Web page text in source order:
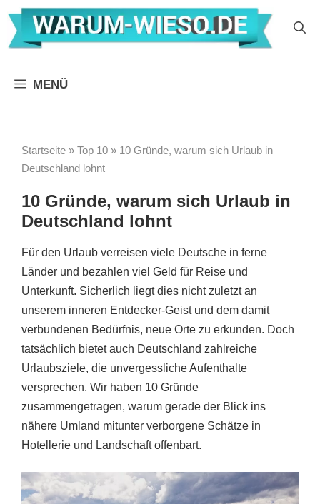
Zum
Inhalt
springen
MENÜ
Startseite » Top 10 » 10 Gründe, warum sich Urlaub in
Deutschland lohnt
10 Gründe, warum sich Urlaub in
Deutschland lohnt
Für den Urlaub verreisen viele Deutsche in ferne
Länder und bezahlen viel Geld für Reise und
Unterkunft. Sicherlich liegt dies nicht zuletzt an
unserem inneren Entdecker-Geist und dem damit
verbundenen Bedürfnis, neue Orte zu erkunden. Doch
tatsächlich bietet auch Deutschland zahlreiche
Urlaubsziele, die unvergessliche Aufenthalte
versprechen. Wir haben 10 Gründe
zusammengetragen, warum gerade der Blick ins
nähere Umland mitunter verborgene Schätze in
Hotellerie und Landschaft offenbart.